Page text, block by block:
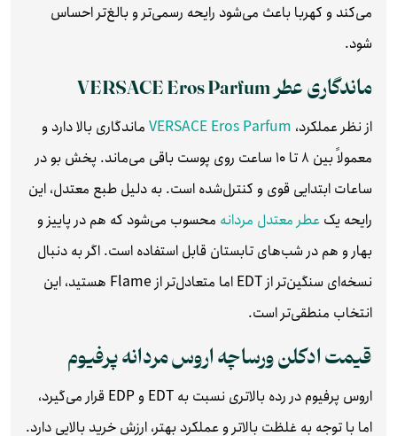
می‌کند و کهربا باعث می‌شود رایحه رسمی‌تر و بالغ‌تر احساس
شود.
ماندگاری عطر VERSACE Eros Parfum
از نظر عملکرد، VERSACE Eros Parfum ماندگاری بالا دارد و
معمولاً بین ۸ تا ۱۰ ساعت روی پوست باقی می‌ماند. پخش بو در
ساعات ابتدایی قوی و کنترل‌شده است. به دلیل طبع معتدل، این
رایحه یک عطر معتدل مردانه محسوب می‌شود که هم در پاییز و
بهار و هم در شب‌های تابستان قابل استفاده است. اگر به دنبال
نسخه‌ای سنگین‌تر از EDT اما متعادل‌تر از Flame هستید، این
انتخاب منطقی‌تر است.
قیمت ادکلن ورساچه اروس مردانه پرفیوم
اروس پرفیوم در رده بالاتری نسبت به EDT و EDP قرار می‌گیرد،
اما با توجه به غلظت بالاتر و عملکرد بهتر، ارزش خرید بالایی دارد.